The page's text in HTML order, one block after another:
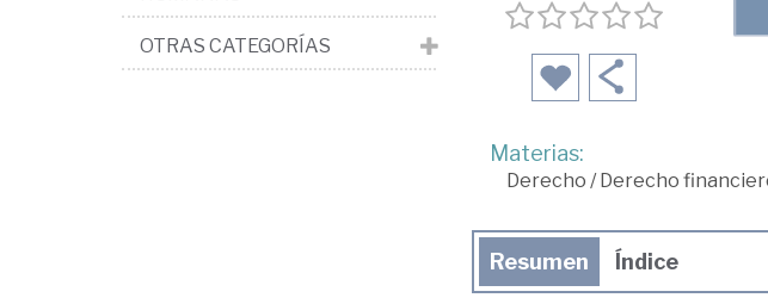
Materias:
Derecho / Derecho
Resumen Índice
OTRAS CATEGORÍAS